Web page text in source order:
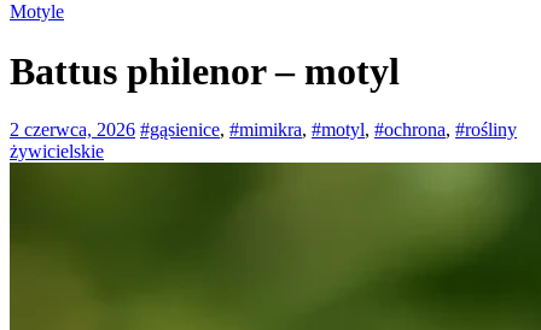
Motyle
Battus philenor – motyl
2 czerwca, 2026 #gąsienice, #mimikra, #motyl, #ochrona, #rośliny
żywicielskie